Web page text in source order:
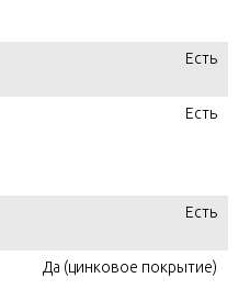
Есть
Есть
Есть
Да (цинковое покрытие)